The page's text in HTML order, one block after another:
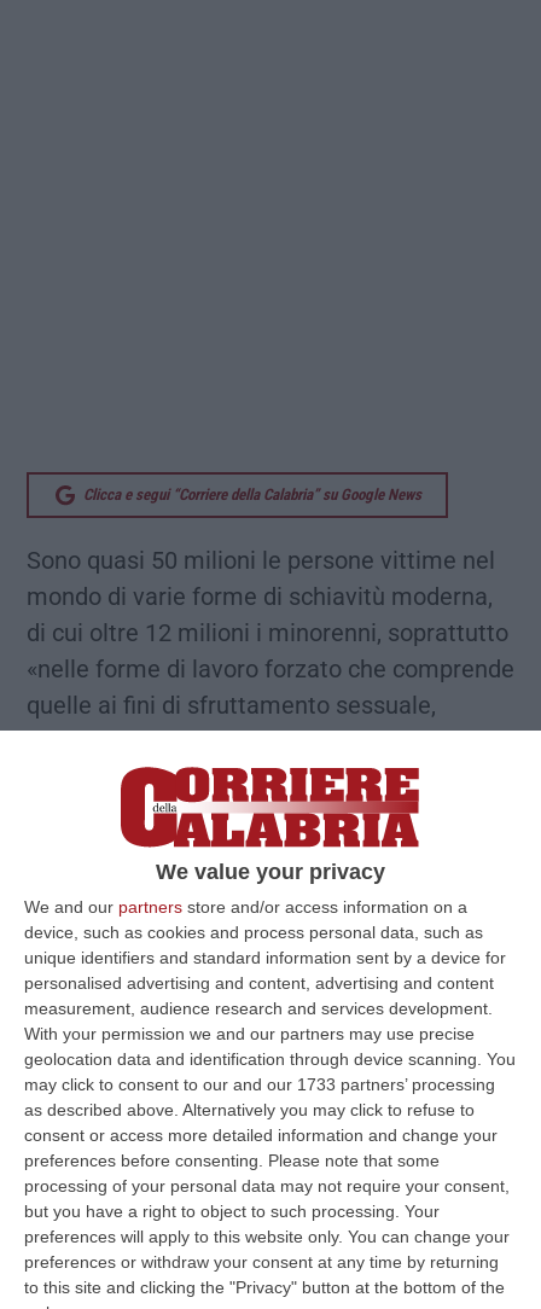
We value your privacy
We and our partners store and/or access information on a
device, such as cookies and process personal data, such as
unique identifiers and standard information sent by a device for
personalised advertising and content, advertising and content
measurement, audience research and services development.
With your permission we and our partners may use precise
geolocation data and identification through device scanning. You
may click to consent to our and our 1733 partners’ processing
as described above. Alternatively you may click to refuse to
consent or access more detailed information and change your
preferences before consenting.
Please note that some
processing of your personal data may not require your consent,
but you have a right to object to such processing. Your
preferences will apply to this website only. You can change your
preferences or withdraw your consent at any time by returning
to this site and clicking the "Privacy" button at the bottom of the
Clicca e segui “Corriere della Calabria” su Google News
Sono quasi 50 milioni le persone vittime nel
mondo di varie forme di schiavitù moderna,
di cui oltre 12 milioni i minorenni, soprattutto
«nelle forme di lavoro forzato che comprende
quelle ai fini di sfruttamento sessuale,
matrimoni forzati», con un trend «in
crescita». Lo dice il rapporto “Piccoli Schiavi
“, giunto alla XIV edizione, elaborato
Save the Children e diffuso in occasione
della Giornata Internazionale contro la Tratta
di Esseri Umani. «Tra i minori – si legge nel
Rapporto –3,3 milioni sono coinvolti nel
lavoro forzato, in prevalenza per
sfruttamento sessuale (1,69 milioni) o per
sfruttamento lavorativo (1,31 milioni), in
ambiti quali il lavoro domestico, l’agricoltura,
la manifattura, l’edilizia, l’accattonaggio o le
attività illecite, mentre 320mila risultano
sottoposti a lavoro forzato da parte degli
Stati, come detenuti, dissidenti politici, o